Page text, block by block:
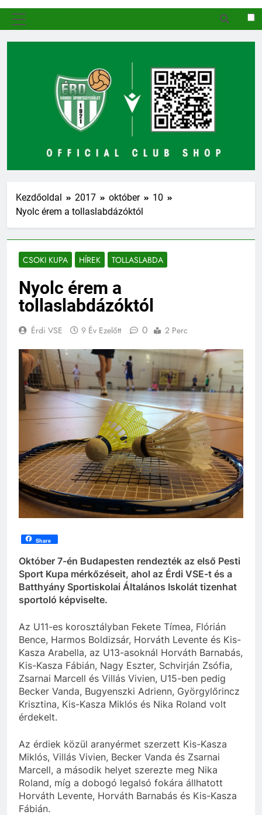
Kezdőoldal 2017 október
10
Nyolc érem a tollaslabdázóktól
CSOKI KUPA HÍREK TOLLASLABDA
Nyolc érem a
tollaslabdázóktól
Érdi VSE 9 Év Ezelőtt 0 2 Perc
Share
Október 7-én Budapesten rendezték az első Pesti
Sport Kupa mérkőzéseit, ahol az Érdi VSE-t és a
Batthyány Sportiskolai Általános Iskolát tizenhat
sportoló képviselte.
Az U11-es korosztályban Fekete Tímea, Flórián
Bence, Harmos Boldizsár, Horváth Levente és Kis-
Kasza Arabella, az U13-asoknál Horváth Barnabás,
Kis-Kasza Fábián, Nagy Eszter, Schvirján Zsófia,
Zsarnai Marcell és Villás Vivien, U15-ben pedig
Becker Vanda, Bugyenszki Adrienn, Györgylőrincz
Krisztina, Kis-Kasza Miklós és Nika Roland volt
érdekelt.
Az érdiek közül aranyérmet szerzett Kis-Kasza
Miklós, Villás Vivien, Becker Vanda és Zsarnai
Marcell, a második helyet szerezte meg Nika
Roland, míg a dobogó legalsó fokára állhatott
Horváth Levente, Horváth Barnabás és Kis-Kasza
Fábián.